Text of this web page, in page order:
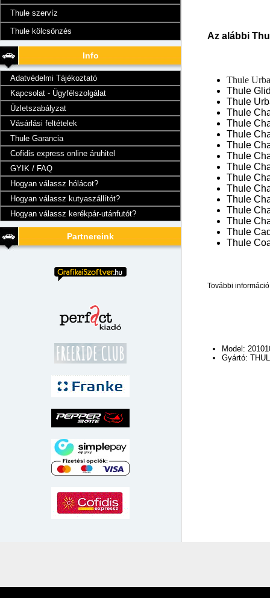
Thule szervíz
Thule kölcsönzés
Info
Adatvédelmi Tájékoztató
Kapcsolat - Ügyfélszolgálat
Üzletszabályzat
Vásárlási feltételek
Thule Garancia
Cofidis express online áruhitel
GYIK / FAQ
Hogyan válassz hólácot?
Hogyan válassz kutyaszállítót?
Hogyan válassz kerékpár-utánfutót?
Partnereink
Az alábbi
Thule
Thule
Thule
Thule
Thule
Thule
Thule
Thule
Thule
Thule
Thule
Thule
Thule
Thule
Thule
Thule
További
Model:
Gyártó: